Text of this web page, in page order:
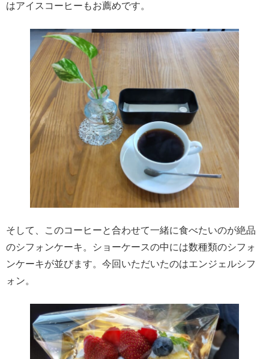
はアイスコーヒーもお薦めです。
そして、このコーヒーと合わせて一緒に食べたいのが絶品
のシフォンケーキ。ショーケースの中には数種類のシフォ
ンケーキが並びます。今回いただいたのはエンジェルシフ
ォン。